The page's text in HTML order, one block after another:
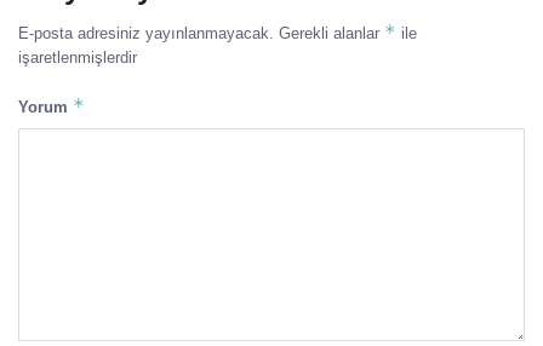
E-posta adresiniz yayınlanmayacak. Gerekli alanlar * ile
işaretlenmişlerdir
Yorum *